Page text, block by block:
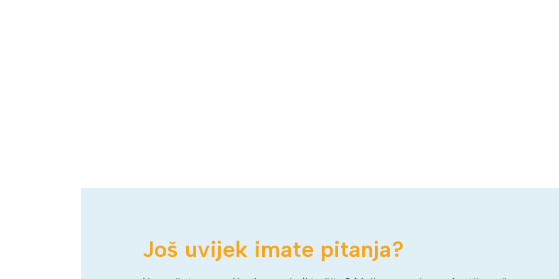
Još uvijek imate pitanja?